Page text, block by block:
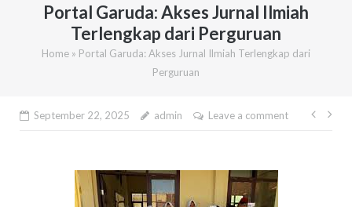
Portal Garuda: Akses Jurnal Ilmiah
Terlengkap dari Perguruan
Home » Portal Garuda: Akses Jurnal Ilmiah Terlengkap dari
Perguruan
September 22, 2025 admin Leave a comment
Post